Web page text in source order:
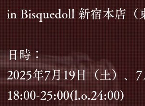
in Bisquedoll 新宿本店（
日時：
2025年7月19日（土）、7
18:00-25:00(l.o.24:00)